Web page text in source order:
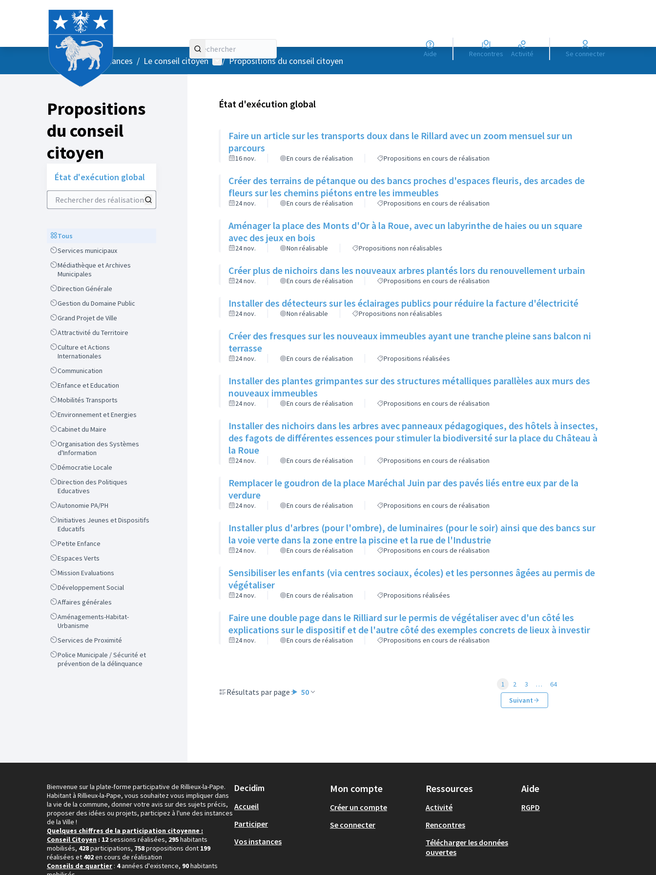
Aide Rencontres Activité Se connecter
AccueilMenu principal
/ Vos instances / Le conseil citoyen Menu utilisateur
/ Propositions du conseil citoyen
Propositions
du conseil
citoyen
État d'exécution global
Rechercher des réalisations
ScopeTous
ScopeServices municipaux
Scope
Médiathèque et Archives
Municipales
ScopeDirection Générale
ScopeGestion du Domaine Public
ScopeGrand Projet de Ville
ScopeAttractivité du Territoire
Scope
Culture et Actions
Internationales
ScopeCommunication
ScopeEnfance et Education
ScopeMobilités Transports
ScopeEnvironnement et Energies
ScopeCabinet du Maire
Scope
Organisation des Systèmes
d'Information
ScopeDémocratie Locale
Scope
Direction des Politiques
Educatives
ScopeAutonomie PA/PH
Scope
Initiatives Jeunes et Dispositifs
Educatifs
ScopePetite Enfance
ScopeEspaces Verts
ScopeMission Evaluations
ScopeDéveloppement Social
ScopeAffaires générales
Scope
Aménagements-Habitat-
Urbanisme
ScopeServices de Proximité
Scope
Police Municipale / Sécurité et
prévention de la délinquance
État d'exécution global
Faire un article sur les transports doux dans le Rillard avec un zoom mensuel sur un
parcours
16 nov. En cours de réalisation Propositions en cours de réalisation
Créer des terrains de pétanque ou des bancs proches d'espaces fleuris, des arcades de
fleurs sur les chemins piétons entre les immeubles
24 nov. En cours de réalisation Propositions en cours de réalisation
Aménager la place des Monts d'Or à la Roue, avec un labyrinthe de haies ou un square
avec des jeux en bois
24 nov. Non réalisable Propositions non réalisables
Créer plus de nichoirs dans les nouveaux arbres plantés lors du renouvellement urbain
24 nov. En cours de réalisation Propositions en cours de réalisation
Installer des détecteurs sur les éclairages publics pour réduire la facture d'électricité
24 nov. Non réalisable Propositions non réalisables
Créer des fresques sur les nouveaux immeubles ayant une tranche pleine sans balcon ni
terrasse
24 nov. En cours de réalisation Propositions réalisées
Installer des plantes grimpantes sur des structures métalliques parallèles aux murs des
nouveaux immeubles
24 nov. En cours de réalisation Propositions en cours de réalisation
Installer des nichoirs dans les arbres avec panneaux pédagogiques, des hôtels à insectes,
des fagots de différentes essences pour stimuler la biodiversité sur la place du Château à
la Roue
24 nov. En cours de réalisation Propositions en cours de réalisation
Remplacer le goudron de la place Maréchal Juin par des pavés liés entre eux par de la
verdure
24 nov. En cours de réalisation Propositions en cours de réalisation
Installer plus d'arbres (pour l'ombre), de luminaires (pour le soir) ainsi que des bancs sur
la voie verte dans la zone entre la piscine et la rue de l'Industrie
24 nov. En cours de réalisation Propositions en cours de réalisation
Sensibiliser les enfants (via centres sociaux, écoles) et les personnes âgées au permis de
végétaliser
24 nov. En cours de réalisation Propositions réalisées
Faire une double page dans le Rilliard sur le permis de végétaliser avec d'un côté les
explications sur le dispositif et de l'autre côté des exemples concrets de lieux à investir
24 nov. En cours de réalisation Propositions en cours de réalisation
Résultats par page : 50
1 2 3 …
64
Suivant
Bienvenue sur la plate-forme participative de Rillieux-la-Pape.
Habitant à Rillieux-la-Pape, vous souhaitez vous impliquer dans
la vie de la commune, donner votre avis sur des sujets précis,
proposer des idées ou projets, participez à l'une des instances
de la Ville !
Quelques chiffres de la participation citoyenne :
Conseil Citoyen : 12sessions réalisées, 295habitants
mobilisés, 428participations, 758propositions dont 199
réalisées et 402en cours de réalisation
Conseils de quartier : 4années d'existence, 90habitants
Decidim
Accueil
Participer
Vos instances
Mon compte
Créer un compte
Se connecter
Ressources
Activité
Rencontres
Télécharger les données
ouvertes
Aide
RGPD